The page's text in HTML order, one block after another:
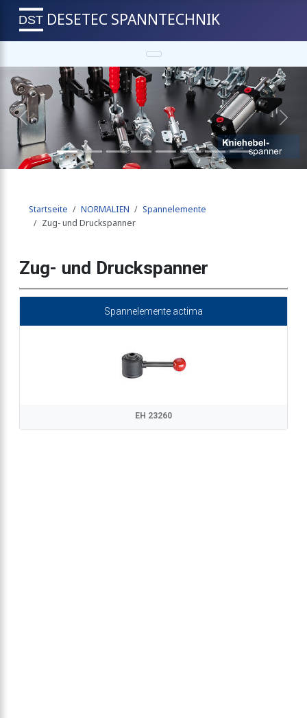
DESETEC SPANNTECHNIK
Previous Next
Startseite NORMALIEN
Spannelemente
Zug- und Druckspanner
Zug- und Druckspanner
Spannelemente actima
EH 23260